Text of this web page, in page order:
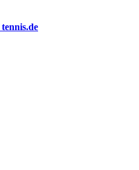
tennis.de